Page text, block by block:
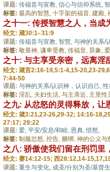
课题: 传福音与宣教, 信心与信仰系统,
标签: 最高的智慧, 十字架的福音, 建殿,
之十一: 传授智慧之人，当成
经文: 箴30:1–31:9
课题: 传福音与宣教, 智慧, 与神的关系/
标签: 敬畏神, 谦卑受教, 传福音, 异象,
之十: 与主享受亲密，远离淫
经文: 箴言2:16-19,5:1-4,15-20,23-
7:44-50
课题: 与神的关系/认识神，认识自己,性
标签: 淫乱, 夫妇生活, 与主亲近, 主里性
之九: 从忿怒的灵得释放，让
经文: 箴3:21,23-26,29-32; 14:16-
27:17; 29:22
课题: 爱, 平安/安息/和睦, 恩典, 愤怒,
标签: 制服忿怒, 控告, 捆绑, 神的公义与
之八: 骄傲使我们留在刑罚里
经文: 赛14:12-15; 西28:12,14-
课题: 重生与变化, 成圣/分别为圣/基督